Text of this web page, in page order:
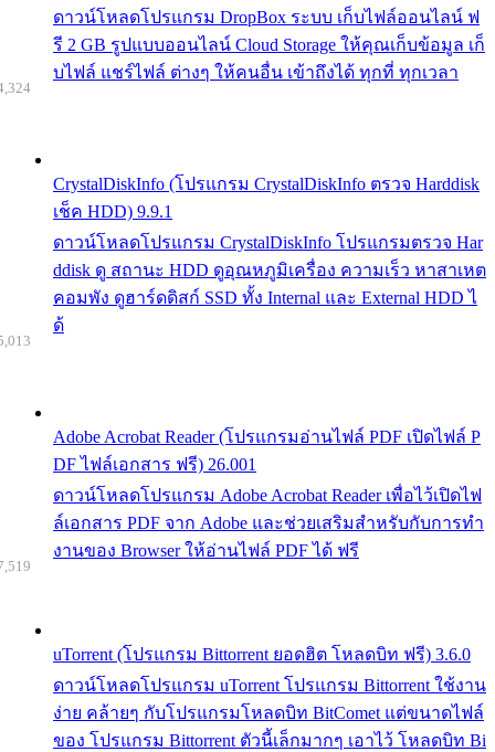
ดาวน์โหลดโปรแกรม DropBox ระบบ เก็บไฟล์ออนไลน์ ฟ
รี 2 GB รูปแบบออนไลน์ Cloud Storage ให้คุณเก็บข้อมูล เก็
บไฟล์ แชร์ไฟล์ ต่างๆ ให้คนอื่น เข้าถึงได้ ทุกที่ ทุกเวลา
CrystalDiskInfo (โปรแกรม CrystalDiskInfo ตรวจ Harddisk
เช็ค HDD) 9.9.1
ดาวน์โหลดโปรแกรม CrystalDiskInfo โปรแกรมตรวจ Har
ddisk ดู สถานะ HDD ดูอุณหภูมิเครื่อง ความเร็ว หาสาเหต
คอมพัง ดูฮาร์ดดิสก์ SSD ทั้ง Internal และ External HDD ไ
ด้
Adobe Acrobat Reader (โปรแกรมอ่านไฟล์ PDF เปิดไฟล์ P
DF ไฟล์เอกสาร ฟรี) 26.001
ดาวน์โหลดโปรแกรม Adobe Acrobat Reader เพื่อไว้เปิดไฟ
ล์เอกสาร PDF จาก Adobe และช่วยเสริมสำหรับกับการทำ
งานของ Browser ให้อ่านไฟล์ PDF ได้ ฟรี
uTorrent (โปรแกรม Bittorrent ยอดฮิต โหลดบิท ฟรี) 3.6.0
ดาวน์โหลดโปรแกรม uTorrent โปรแกรม Bittorrent ใช้งาน
ง่าย คล้ายๆ กับโปรแกรมโหลดบิท BitComet แต่ขนาดไฟล์
ของ โปรแกรม Bittorrent ตัวนี้เล็กมากๆ เอาไว้ โหลดบิท Bi